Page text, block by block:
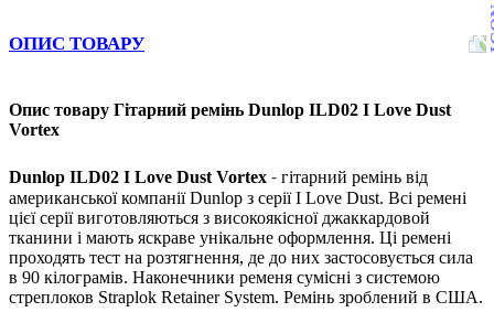
ОПИС ТОВАРУ
Опис товару Гітарний ремінь Dunlop ILD02 I Love Dust
Vortex
Dunlop ILD02 I Love Dust Vortex - гітарний ремінь від
американської компанії Dunlop з серії I Love Dust. Всі ремені
цієї серії виготовляються з високоякісної джаккардовой
тканини і мають яскраве унікальне оформлення. Ці ремені
проходять тест на розтягнення, де до них застосовується сила
в 90 кілограмів. Наконечники ременя сумісні з системою
стреплоков Straplok Retainer System. Ремінь зроблений в США.